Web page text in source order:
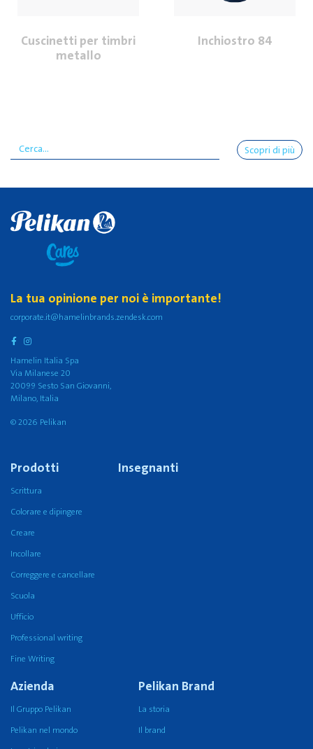
Cuscinetti per timbri
metallo
Inchiostro 84
Scopri di più
La tua opinione per noi è importante!
corporate.it@hamelinbrands.zendesk.com
Hamelin Italia Spa
Via Milanese 20
20099 Sesto San Giovanni,
Milano, Italia
© 2026 Pelikan
Prodotti
Scrittura
Colorare e dipingere
Creare
Incollare
Correggere e cancellare
Scuola
Ufficio
Professional writing
Fine Writing
Insegnanti
Azienda
Il Gruppo Pelikan
Pelikan nel mondo
Pelikan Brand
La storia
Il brand